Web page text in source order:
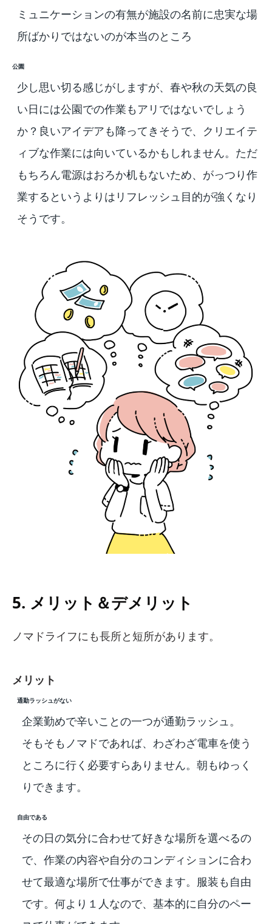
ミュニケーションの有無が施設の名前に忠実な場
所ばかりではないのが本当のところ
公園
少し思い切る感じがしますが、春や秋の天気の良
い日には公園での作業もアリではないでしょう
か？良いアイデアも降ってきそうで、クリエイテ
ィブな作業には向いているかもしれません。ただ
もちろん電源はおろか机もないため、がっつり作
業するというよりはリフレッシュ目的が強くなり
そうです。
5. メリット＆デメリット
ノマドライフにも長所と短所があります。
メリット
通勤ラッシュがない
企業勤めで辛いことの一つが通勤ラッシュ。
そもそもノマドであれば、わざわざ電車を使う
ところに行く必要すらありません。朝もゆっく
りできます。
自由である
その日の気分に合わせて好きな場所を選べるの
で、作業の内容や自分のコンディションに合わ
せて最適な場所で仕事ができます。服装も自由
です。何より１人なので、基本的に自分のペー